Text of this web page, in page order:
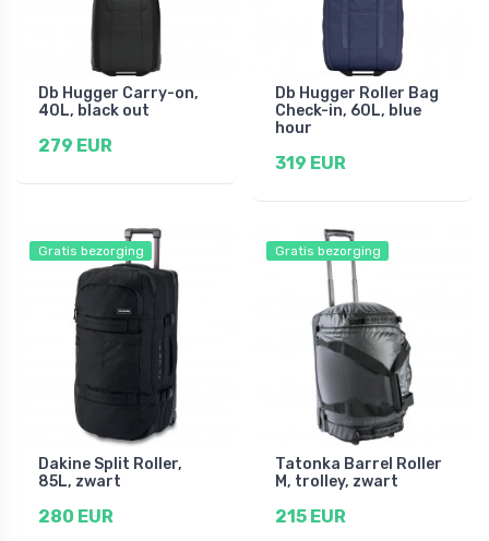
Db Hugger Carry-on,
40L, black out
279 EUR
Db Hugger Roller Bag
Check-in, 60L, blue
hour
319 EUR
Gratis bezorging
Dakine Split Roller,
85L, zwart
280 EUR
Gratis bezorging
Tatonka Barrel Roller
M, trolley, zwart
215 EUR